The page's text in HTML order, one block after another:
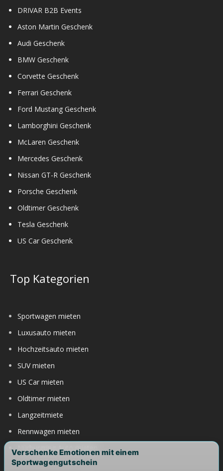
DRIVAR B2B Events
Aston Martin Geschenk
Audi Geschenk
BMW Geschenk
Corvette Geschenk
Ferrari Geschenk
Ford Mustang Geschenk
Lamborghini Geschenk
McLaren Geschenk
Mercedes Geschenk
Nissan GT-R Geschenk
Porsche Geschenk
Oldtimer Geschenk
Tesla Geschenk
US Car Geschenk
Top Kategorien
Sportwagen mieten
Luxusauto mieten
Hochzeitsauto mieten
SUV mieten
US Car mieten
Oldtimer mieten
Langzeitmiete
Rennwagen mieten
Nürburgring Auto mieten
Verschenke Emotionen mit einem
Sportwagengutschein